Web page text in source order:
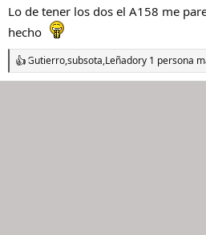
s
Lo de tener los dos el A158 me
hecho
R
e
Gutierro,subsota,Leñadory 1 persona